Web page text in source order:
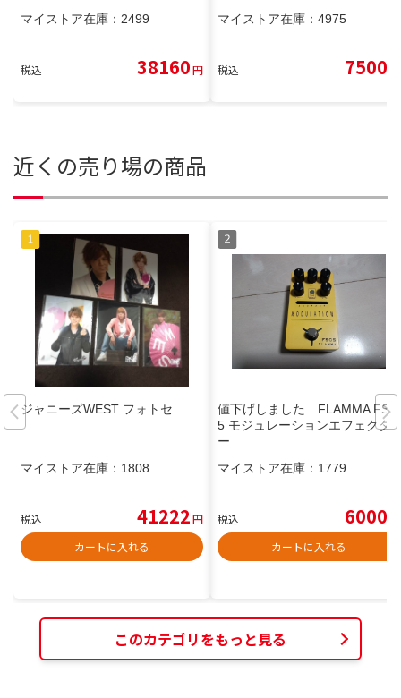
マイストア在庫： 2499
税込 38160円
マイストア在庫： 4975
税込 7500
近くの売り場の商品
ジャニーズWEST フォトセ
マイストア在庫： 1808
税込 41222円
カートに入れる
値下げしました FLAMMA FS0
5 モジュレーションエフェクタ
ー
マイストア在庫： 1779
税込 6000
カートに入れる
このカテゴリをもっと見る